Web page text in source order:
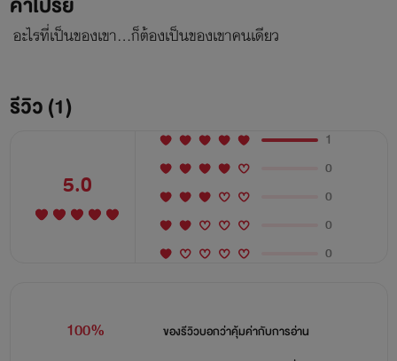
อะไรที่เป็นของเขา...ก็ต้องเป็นของเขาคนเดียว
รีวิว (1)
5.0
1
0
0
0
0
100% ของรีวิวบอกว่าคุ้มค่ากับการอ่าน